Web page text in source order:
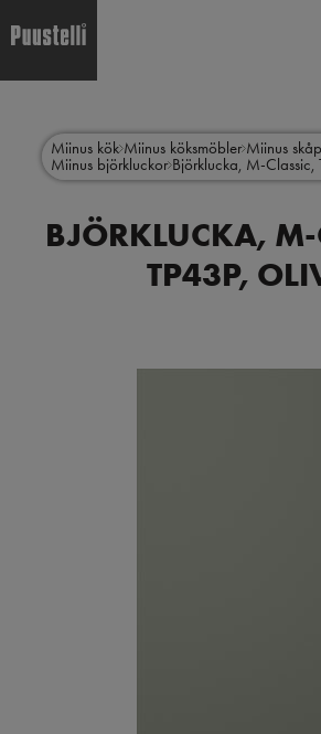
contentmenu
sv
Miinus kök Miinus köksmöbler Miinus
Miinus björkluckor Björklucka, M-Classic,
BJÖRKLUCKA, M-
TP43P,